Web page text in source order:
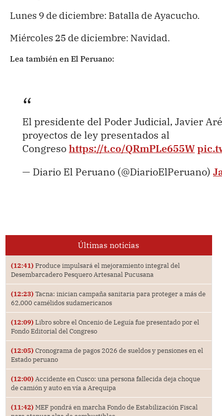
Lunes 9 de diciembre: Batalla de Ayacucho.
Miércoles 25 de diciembre: Navidad.
Lea también en El Peruano:
El presidente del Poder Judicial, Javier
proyectos de ley presentados al
Congreso https://t.co/QRmPLe655W
— Diario El Peruano (@DiarioElPeruano)
Últimas noticias
(12:41) Produce impulsará el mejoramiento integral del
Desembarcadero Pesquero Artesanal Pucusana
(12:23) Tacna: inician campaña sanitaria para proteger a más de
62,000 camélidos sudamericanos
(12:09) Libro sobre el Oncenio de Leguía fue presentado por el
Fondo Editorial del Congreso
(12:05) Cronograma de pagos 2026 de sueldos y pensiones en el
Estado peruano
(12:00) Accidente en Cusco: una persona fallecida deja choque
de camión y auto en vía a Arequipa
(11:42) MEF pondrá en marcha Fondo de Estabilización Fiscal